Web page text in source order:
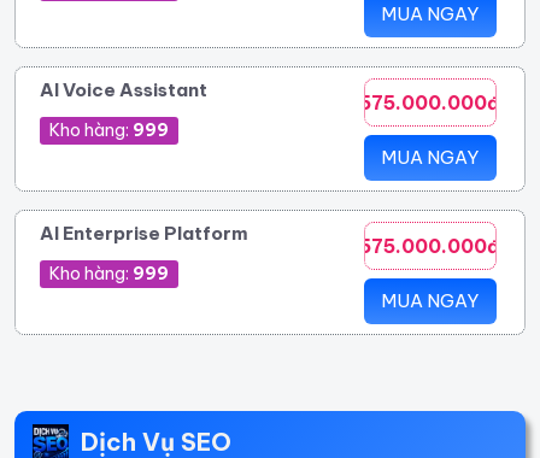
MUA NGAY
AI Voice Assistant
Kho hàng: 999
575.000.000đ
MUA NGAY
AI Enterprise Platform
Kho hàng: 999
575.000.000đ
MUA NGAY
Dịch Vụ SEO